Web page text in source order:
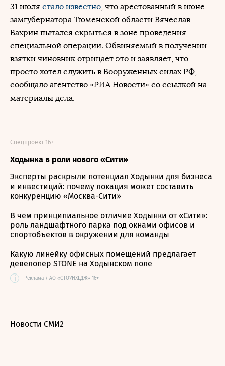
31 июля стало известно, что арестованный в июне
замгубернатора Тюменской области Вячеслав
Вахрин пытался скрыться в зоне проведения
специальной операции. Обвиняемый в получении
взятки чиновник отрицает это и заявляет, что
просто хотел служить в Вооруженных силах РФ,
сообщало агентство «РИА Новости» со ссылкой на
материалы дела.
Ходынка в роли нового «Сити»
Спецпроект 16+
Эксперты раскрыли потенциал Ходынки для бизнеса
и инвестиций: почему локация может составить
конкуренцию «Москва-Сити»
В чем принципиальное отличие Ходынки от «Сити»:
роль ландшафтного парка под окнами офисов и
спортобъектов в окружении для команды
Какую линейку офисных помещений предлагает
девелопер STONE на Ходынском поле
i Реклама / АО «СТОУНХЕДЖ» 16+
Новости СМИ2